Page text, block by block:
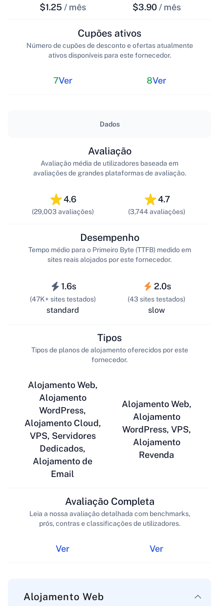
$1.25 / mês
$3.90 / mês
7Ver
Cupões ativos
Número de cupões de desconto e ofertas atualmente
ativos disponíveis para este fornecedor.
8Ver
Dados
4.6
(29,003 avaliações)
Avaliação
Avaliação média de utilizadores baseada em
avaliações de grandes plataformas de avaliação.
4.7
(3,744 avaliações)
1.6s
(47K+ sites testados)
standard
Desempenho
Tempo médio para o Primeiro Byte (TTFB) medido em
sites reais alojados por este fornecedor.
2.0s
(43 sites testados)
slow
Alojamento Web,
Alojamento
WordPress,
Alojamento Cloud,
VPS, Servidores
Dedicados,
Alojamento de
Email
Tipos
Tipos de planos de alojamento oferecidos por este
fornecedor.
Alojamento Web,
Alojamento
WordPress, VPS,
Alojamento
Revenda
Ver
Avaliação Completa
Leia a nossa avaliação detalhada com benchmarks,
prós, contras e classificações de utilizadores.
Ver
Alojamento Web